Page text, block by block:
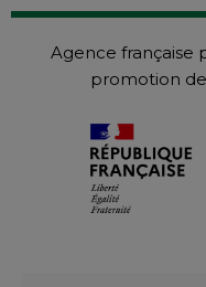
Agence française
promotion